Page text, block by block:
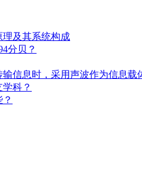
及其系统构成
分贝？
信息时，采用声波作为信息载
科？